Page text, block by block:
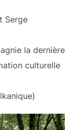
Serge
la dernière
culturelle